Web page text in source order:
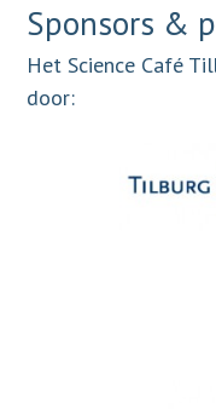
Sponsors &
Het Science Café
door: